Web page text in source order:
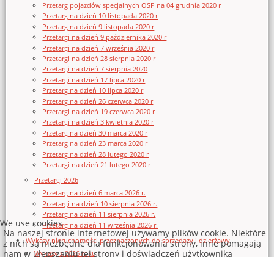
Przetarg pojazdów specjalnych OSP na 04 grudnia 2020 r
Przetarg na dzień 10 listopada 2020 r
Przetarg na dzień 9 listopada 2020 r
Przetargi na dzień 9 października 2020 r
Przetargi na dzień 7 września 2020 r
Przetargi na dzień 28 sierpnia 2020 r
Przetargi na dzień 7 sierpnia 2020
Przetargi na dzień 17 lipca 2020 r
Przetarg na dzień 10 lipca 2020 r
Przetarg na dzień 26 czerwca 2020 r
Przetargi na dzień 19 czerwca 2020 r
Przetargi na dzień 3 kwietnia 2020 r
Przetarg na dzień 30 marca 2020 r
Przetarg na dzień 23 marca 2020 r
Przetarg na dzień 28 lutego 2020 r
Przetargi na dzień 21 lutego 2020 r
Przetargi 2026
Przetarg na dzień 6 marca 2026 r.
Przetargi na dzień 10 sierpnia 2026 r.
Przetarg na dzień 11 sierpnia 2026 r.
Przetarg na dzień 11 września 2026 r.
Wykazy nieruchomości przeznaczonych do sprzedaży i dzierżawy
Wykazy z 2026 roku
We use cookies
Na naszej stronie internetowej używamy plików cookie. Niektóre
z nich są niezbędne dla funkcjonowania strony, inne pomagają
nam w ulepszaniu tej strony i doświadczeń użytkownika